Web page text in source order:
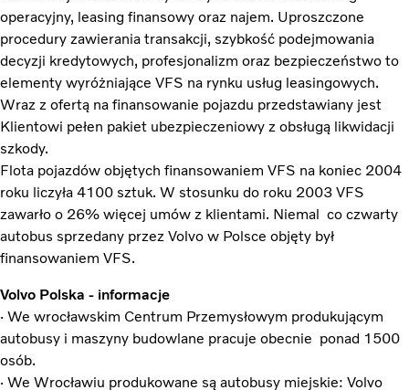
operacyjny, leasing finansowy oraz najem. Uproszczone
procedury zawierania transakcji, szybkość podejmowania
decyzji kredytowych, profesjonalizm oraz bezpieczeństwo to
elementy wyróżniające VFS na rynku usług leasingowych.
Wraz z ofertą na finansowanie pojazdu przedstawiany jest
Klientowi pełen pakiet ubezpieczeniowy z obsługą likwidacji
szkody.
Flota pojazdów objętych finansowaniem VFS na koniec 2004
roku liczyła 4100 sztuk. W stosunku do roku 2003 VFS
zawarło o 26% więcej umów z klientami. Niemal co czwarty
autobus sprzedany przez Volvo w Polsce objęty był
finansowaniem VFS.
Volvo Polska - informacje
· We wrocławskim Centrum Przemysłowym produkującym
autobusy i maszyny budowlane pracuje obecnie ponad 1500
osób.
· We Wrocławiu produkowane są autobusy miejskie: Volvo